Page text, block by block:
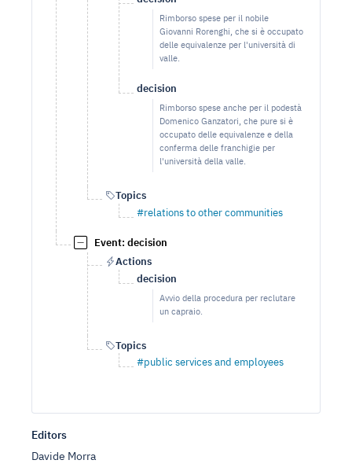
Rimborso spese per il nobile
Giovanni Rorenghi, che si è occupato
delle equivalenze per l'università di
valle.
decision
Rimborso spese anche per il podestà
Domenico Ganzatori, che pure si è
occupato delle equivalenze e della
conferma delle franchigie per
l'università della valle.
Topics
#relations to other communities
Event: decision
Actions
decision
Avvio della procedura per reclutare
un capraio.
Topics
#public services and employees
Editors
Davide Morra